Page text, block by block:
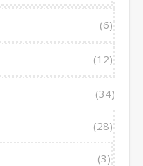
(6)
(12)
(34)
(28)
(3)